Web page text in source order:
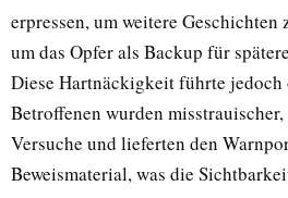
erpressen, um weitere
um das Opfer als Backup für
Diese Hartnäckigkeit führte
Betroffenen wurden
Versuche und lieferten den
Beweismaterial, was die